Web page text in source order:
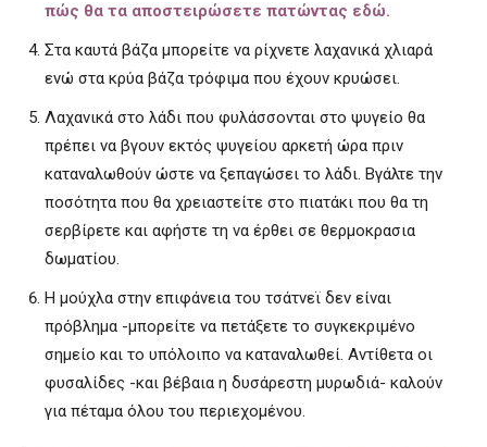
πώς θα τα αποστειρώσετε πατώντας εδώ.
Στα καυτά βάζα μπορείτε να ρίχνετε λαχανικά χλιαρά
ενώ στα κρύα βάζα τρόφιμα που έχουν κρυώσει.
Λαχανικά στο λάδι που φυλάσσονται στο ψυγείο θα
πρέπει να βγουν εκτός ψυγείου αρκετή ώρα πριν
καταναλωθούν ώστε να ξεπαγώσει το λάδι. Βγάλτε την
ποσότητα που θα χρειαστείτε στο πιατάκι που θα τη
σερβίρετε και αφήστε τη να έρθει σε θερμοκρασια
δωματίου.
Η μούχλα στην επιφάνεια του τσάτνεϊ δεν είναι
πρόβλημα -μπορείτε να πετάξετε το συγκεκριμένο
σημείο και το υπόλοιπο να καταναλωθεί. Αντίθετα οι
φυσαλίδες -και βέβαια η δυσάρεστη μυρωδιά- καλούν
για πέταμα όλου του περιεχομένου.